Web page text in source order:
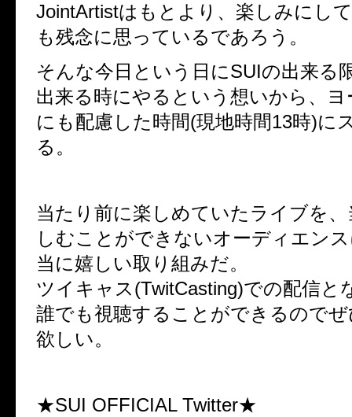
JointArtistはもとより、楽しみにし
も残念に思っているであろう。
そんな今日という日にSUIの出来る
出来る時にやるという想いから、
にも配慮した時間(現地時間13時)に
る。
当たり前に楽しめていたライブを
しむことができないオーディエン
当に嬉しい取り組みだ。
ツイキャス(TwitCasting)での配信と
誰でも視聴することができるので
欲しい。
★SUI OFFICIAL Twitter★